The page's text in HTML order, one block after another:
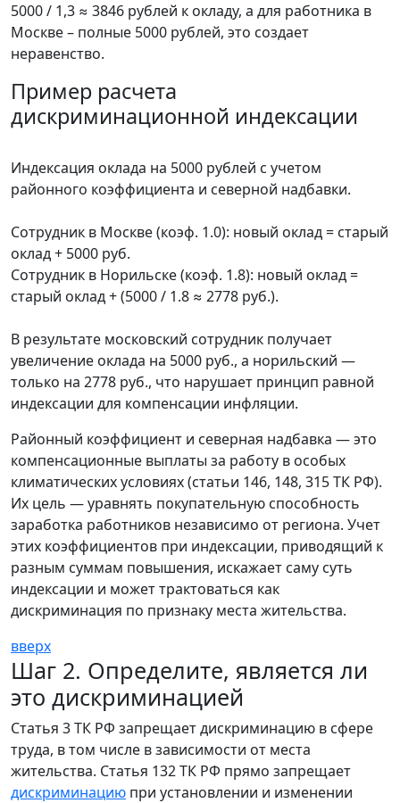
5000 / 1,3 ≈ 3846 рублей к окладу, а для работника в
Москве – полные 5000 рублей, это создает
неравенство.
Пример расчета
дискриминационной индексации
Индексация оклада на 5000 рублей с учетом
районного коэффициента и северной надбавки.
Сотрудник в Москве (коэф. 1.0): новый оклад = старый
оклад + 5000 руб.
Сотрудник в Норильске (коэф. 1.8): новый оклад =
старый оклад + (5000 / 1.8 ≈ 2778 руб.).
В результате московский сотрудник получает
увеличение оклада на 5000 руб., а норильский —
только на 2778 руб., что нарушает принцип равной
индексации для компенсации инфляции.
Районный коэффициент и северная надбавка — это
компенсационные выплаты за работу в особых
климатических условиях (статьи 146, 148, 315 ТК РФ).
Их цель — уравнять покупательную способность
заработка работников независимо от региона. Учет
этих коэффициентов при индексации, приводящий к
разным суммам повышения, искажает саму суть
индексации и может трактоваться как
дискриминация по признаку места жительства.
вверх
Шаг 2. Определите, является ли
это дискриминацией
Статья 3 ТК РФ запрещает дискриминацию в сфере
труда, в том числе в зависимости от места
жительства. Статья 132 ТК РФ прямо запрещает
дискриминацию при установлении и изменении